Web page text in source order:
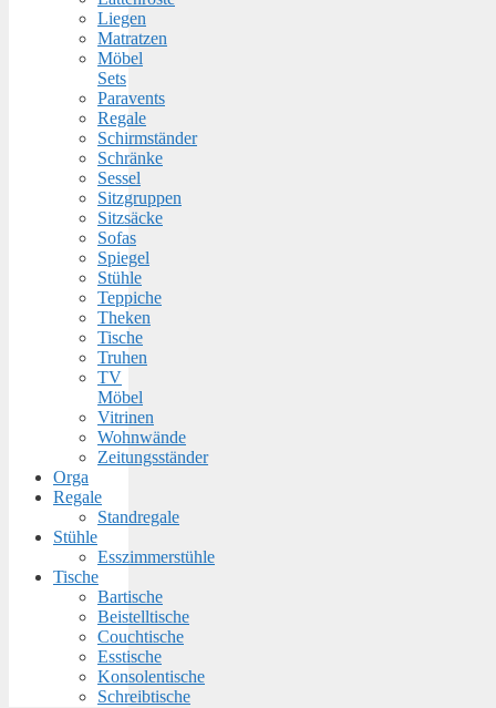
Liegen
Matratzen
Möbel
Sets
Paravents
Regale
Schirmständer
Schränke
Sessel
Sitzgruppen
Sitzsäcke
Sofas
Spiegel
Stühle
Teppiche
Theken
Tische
Truhen
TV
Möbel
Vitrinen
Wohnwände
Zeitungsständer
Orga
Regale
Standregale
Stühle
Esszimmerstühle
Tische
Bartische
Beistelltische
Couchtische
Esstische
Konsolentische
Schreibtische